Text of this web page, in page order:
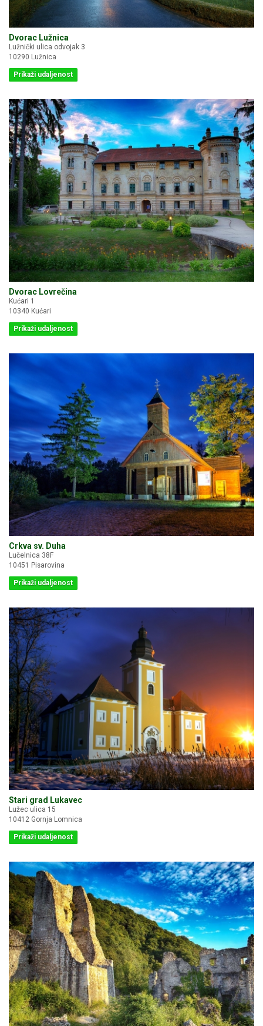
Dvorac Lužnica
Lužnički ulica odvojak 3
10290 Lužnica
Prikaži udaljenost
Dvorac Lovrečina
Kućari 1
10340 Kućari
Prikaži udaljenost
Crkva sv. Duha
Lučelnica 38F
10451 Pisarovina
Prikaži udaljenost
Stari grad Lukavec
Lužec ulica 15
10412 Gornja Lomnica
Prikaži udaljenost